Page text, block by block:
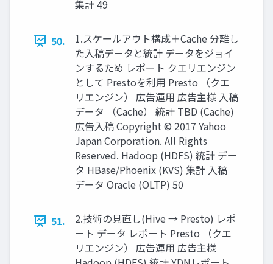
集計 49
50.
1.スケールアウト構成＋Cache 分離し
た入稿データと統計 データをジョイ
ンするため レポート クエリエンジン
として Prestoを利用 Presto （クエ
リエンジン） 広告運用 広告主様 入稿
データ （Cache） 統計 TBD (Cache)
広告入稿 Copyright © 2017 Yahoo
Japan Corporation. All Rights
Reserved. Hadoop (HDFS) 統計 デー
タ HBase/Phoenix (KVS) 集計 入稿
データ Oracle (OLTP) 50
51.
2.技術の見直し(Hive → Presto) レポ
ート データ レポート Presto （クエ
リエンジン） 広告運用 広告主様